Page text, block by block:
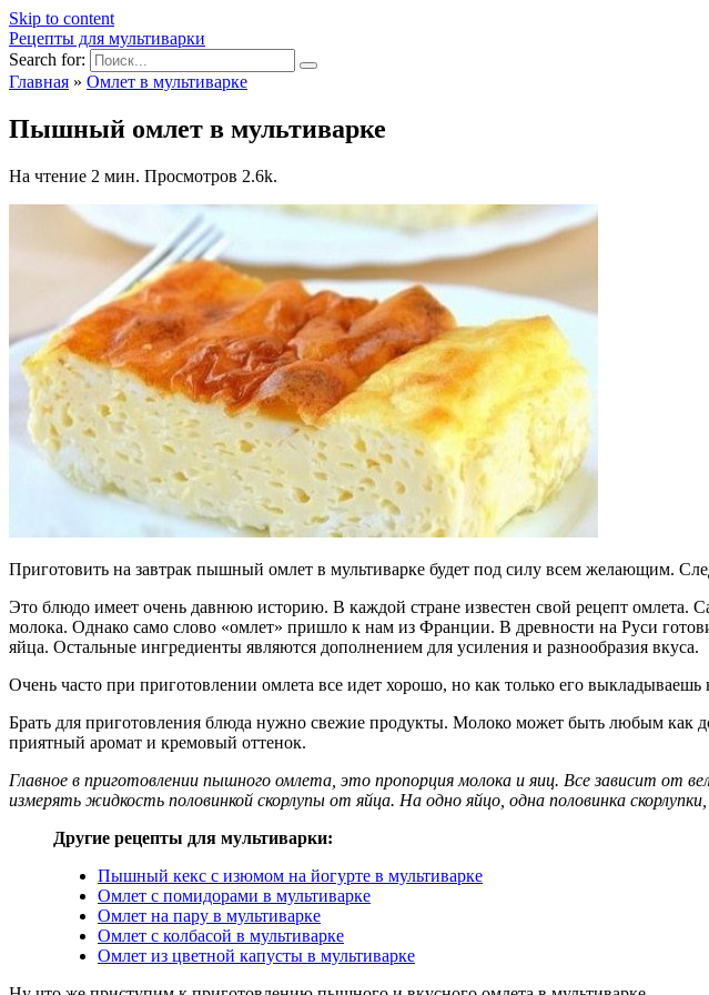
Skip to content
Рецепты для мультиварки
Search for:
Главная » Омлет в мультиварке
Пышный омлет в мультиварке
На чтение 2 мин. Просмотров 2.6k.
Приготовить на завтрак пышный омлет в мультиварке будет под силу всем желающим.
Это блюдо имеет очень давнюю историю. В каждой стране известен свой рецепт омлета.
молока. Однако само слово «омлет» пришло к нам из Франции. В древности на Руси
яйца. Остальные ингредиенты являются дополнением для усиления и разнообразия вкуса.
Очень часто при приготовлении омлета все идет хорошо, но как только его
Брать для приготовления блюда нужно свежие продукты. Молоко может быть любым как
приятный аромат и кремовый оттенок.
Главное в приготовлении пышного омлета, это пропорция молока и яиц. Все зависит
измерять жидкость половинкой скорлупы от яйца. На одно яйцо, одна половинка
Другие рецепты для мультиварки:
Пышный кекс с изюмом на йогурте в мультиварке
Омлет с помидорами в мультиварке
Омлет на пару в мультиварке
Омлет с колбасой в мультиварке
Омлет из цветной капусты в мультиварке